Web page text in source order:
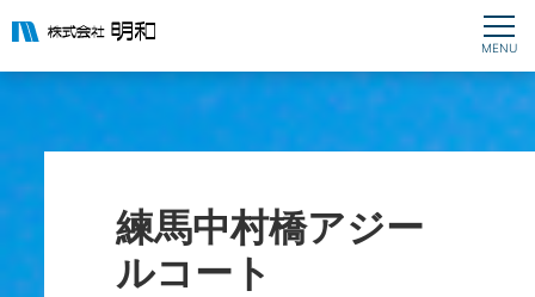
練馬中村橋アジー
ルコート